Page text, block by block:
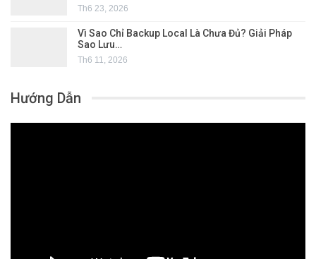
Th6 23, 2026
Vì Sao Chỉ Backup Local Là Chưa Đủ? Giải Pháp
Sao Lưu…
Th6 11, 2026
Hướng Dẫn